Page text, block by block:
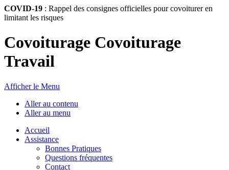
COVID-19 : Rappel des consignes officielles pour covoiturer en
limitant les risques
Covoiturage Covoiturage
Travail
Afficher le Menu
Aller au contenu
Aller au menu
Accueil
Assistance
Bonnes Pratiques
Questions fréquentes
Contact